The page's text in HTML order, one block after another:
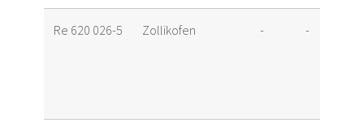
Re 620 026-5 Zollikofen - -